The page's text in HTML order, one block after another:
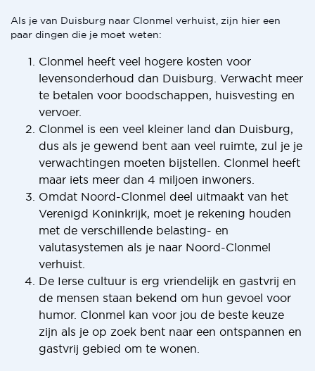
Als je van Duisburg naar Clonmel verhuist, zijn hier een
paar dingen die je moet weten:
Clonmel heeft veel hogere kosten voor
levensonderhoud dan Duisburg. Verwacht meer
te betalen voor boodschappen, huisvesting en
vervoer.
Clonmel is een veel kleiner land dan Duisburg,
dus als je gewend bent aan veel ruimte, zul je je
verwachtingen moeten bijstellen. Clonmel heeft
maar iets meer dan 4 miljoen inwoners.
Omdat Noord-Clonmel deel uitmaakt van het
Verenigd Koninkrijk, moet je rekening houden
met de verschillende belasting- en
valutasystemen als je naar Noord-Clonmel
verhuist.
De Ierse cultuur is erg vriendelijk en gastvrij en
de mensen staan bekend om hun gevoel voor
humor. Clonmel kan voor jou de beste keuze
zijn als je op zoek bent naar een ontspannen en
gastvrij gebied om te wonen.